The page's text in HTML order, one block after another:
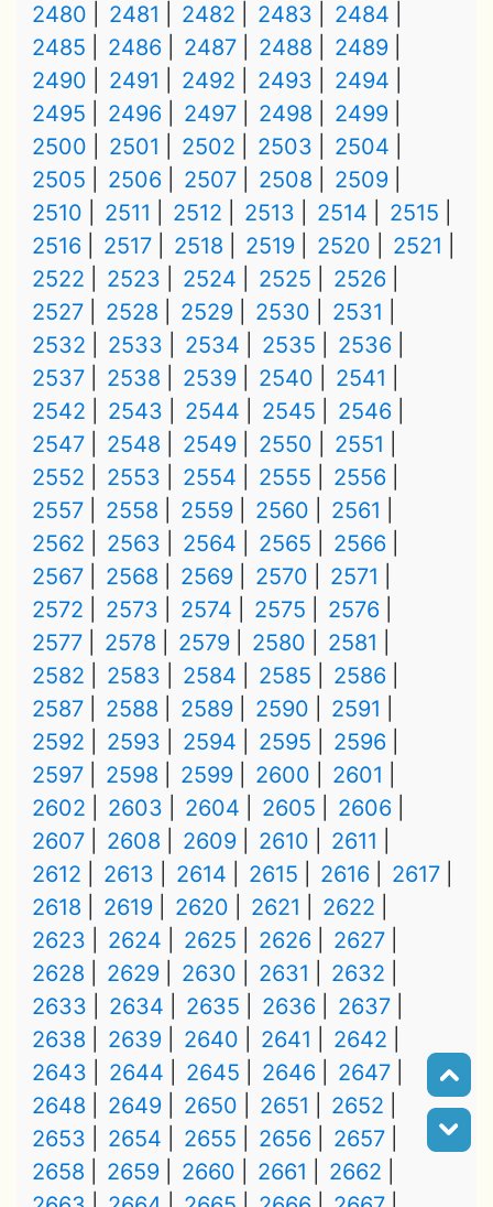
2480
2481 2482 2483
2484
2485
2486 2487 2488
2489
2490
2491 2492 2493
2494
2495
2496 2497 2498
2499
2500
2501 2502 2503
2504
2505
2506 2507 2508
2509
2510
2511 2512 2513 2514
2515
2516
2517 2518 2519 2520
2521
2522
2523 2524 2525
2526
2527
2528 2529 2530
2531
2532
2533 2534 2535
2536
2537
2538 2539 2540
2541
2542
2543 2544 2545
2546
2547
2548 2549 2550
2551
2552
2553 2554 2555
2556
2557
2558 2559 2560
2561
2562
2563 2564 2565
2566
2567
2568 2569 2570
2571
2572
2573 2574 2575
2576
2577
2578 2579 2580
2581
2582
2583 2584 2585
2586
2587
2588 2589 2590
2591
2592
2593 2594 2595
2596
2597
2598 2599 2600
2601
2602
2603 2604 2605
2606
2607
2608 2609 2610
2611
2612
2613 2614 2615 2616
2617
2618
2619 2620 2621
2622
2623
2624 2625 2626
2627
2628
2629 2630 2631
2632
2633
2634 2635 2636
2637
2638
2639 2640 2641
2642
2643
2644 2645 2646
2647
2648
2649 2650 2651
2652
2653
2654 2655 2656
2657
2658
2659 2660 2661
2662